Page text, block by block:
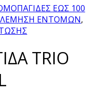
ΕΩΣ 100
ΕΝΤΟΜΩΝ,
ΤRIO